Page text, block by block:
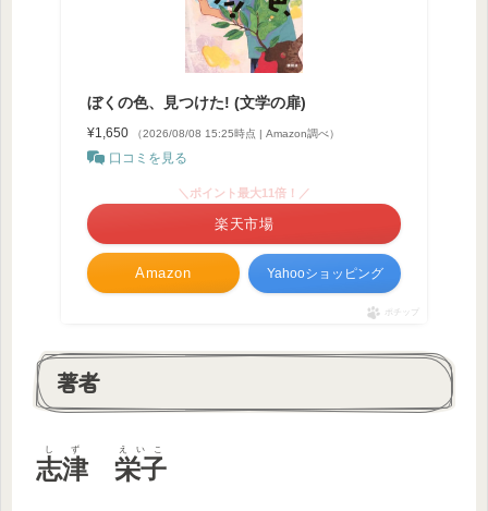
ぼくの色、見つけた! (文学の扉)
¥1,650 （2026/08/08 15:25時点 | Amazon調べ）
口コミを見る
Amazon
＼ポイント最大11倍！／
楽天市場
Yahooショッピング
ポチップ
著者
志津
しず
栄子
えいこ